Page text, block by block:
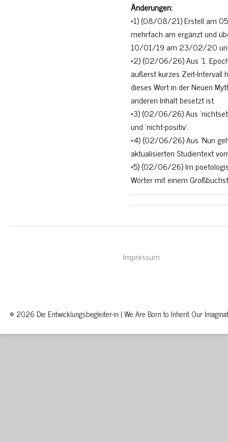
Änderungen:
*1) (08/08/21) Erstell am
mehrfach am ergänzt und
10/01/19 am 23/02/20
*2) (02/06/26) Aus ‘1.
äußerst kurzes Zeit-Intervall
dieses Wort in der Neuen
anderen Inhalt besetzt ist.
*3) (02/06/26) Aus
und ‘nicht-positiv’.
*4) (02/06/26) Aus ‘Nun
aktualisierten Studientext
*5) (02/06/26) Im
Wörter mit einem
Impressum
© 2026 Die Entwicklungsbegleiter-in | We Are Born to Inherit Our